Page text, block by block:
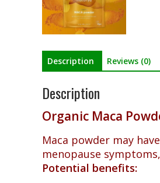
Description Reviews (0)
Description
Organic Maca
Maca powder may
menopause
Potential benefits: